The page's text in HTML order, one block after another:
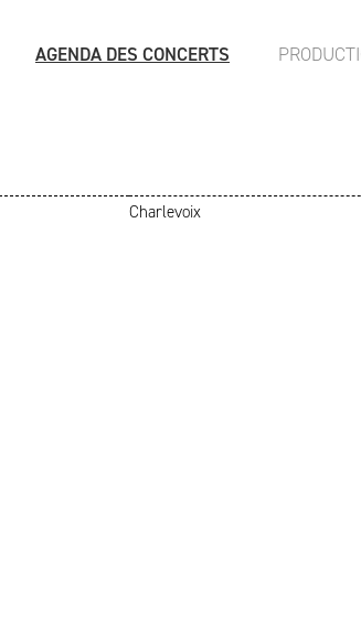
AGENDA DES CONCERTS
Charlevoix